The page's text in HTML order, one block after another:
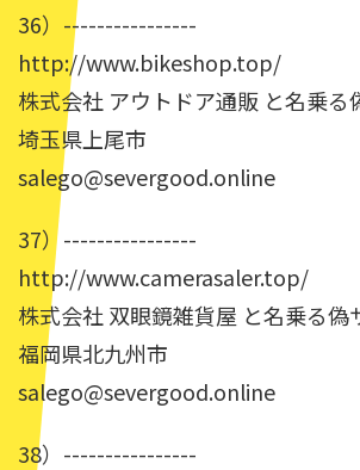
36）----------------
http://www.bikeshop.top/
株式会社 アウトドア通販 と名乗る
埼玉県上尾市
salego@severgood.online
37）----------------
http://www.camerasaler.top/
株式会社 双眼鏡雑貨屋 と名乗る偽
福岡県北九州市
salego@severgood.online
38）----------------